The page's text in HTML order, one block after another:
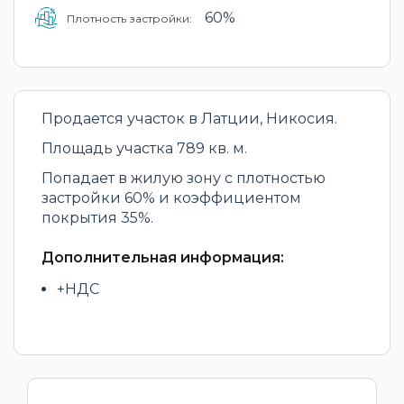
Плотность застройки: 60%
Продается участок в Латции, Никосия.
Площадь участка 789 кв. м.
Попадает в жилую зону с плотностью
застройки 60% и коэффициентом
покрытия 35%.
Дополнительная информация:
+НДС